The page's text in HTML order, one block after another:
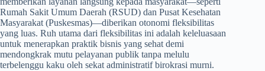
Rumah Sakit Umum Daerah (RSUD) dan Pusat Kesehatan
Masyarakat (Puskesmas)—diberikan otonomi fleksibilitas
yang luas. Ruh utama dari fleksibilitas ini adalah keleluasaan
untuk menerapkan praktik bisnis yang sehat demi
mendongkrak mutu pelayanan publik tanpa melulu
terbelenggu kaku oleh sekat administratif birokrasi murni.